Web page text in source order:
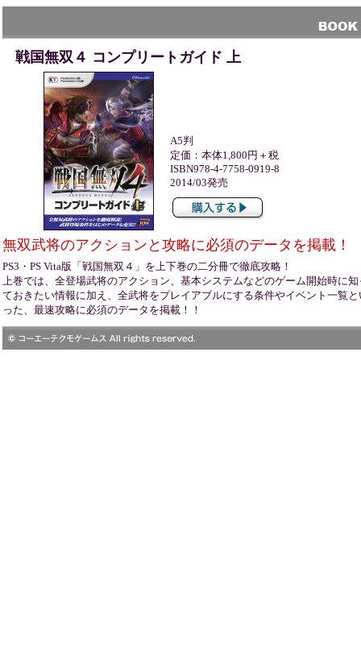
戦国無双４ コンプリートガイド 上
A5判
定価：本体1,800円＋税
ISBN978-4-7758-0919-8
2014/03発売
無双武将のアクションと攻略に必須のデータを掲載！
PS3・PS Vita版「戦国無双４」を上下巻の二分冊で徹底攻略！
上巻では、全登場武将のアクション、基本システムなどのゲーム開始時に知
ておきたい情報に加え、全武将をプレイアブルにする条件やイベント一覧と
った、最速攻略に必須のデータを掲載！！